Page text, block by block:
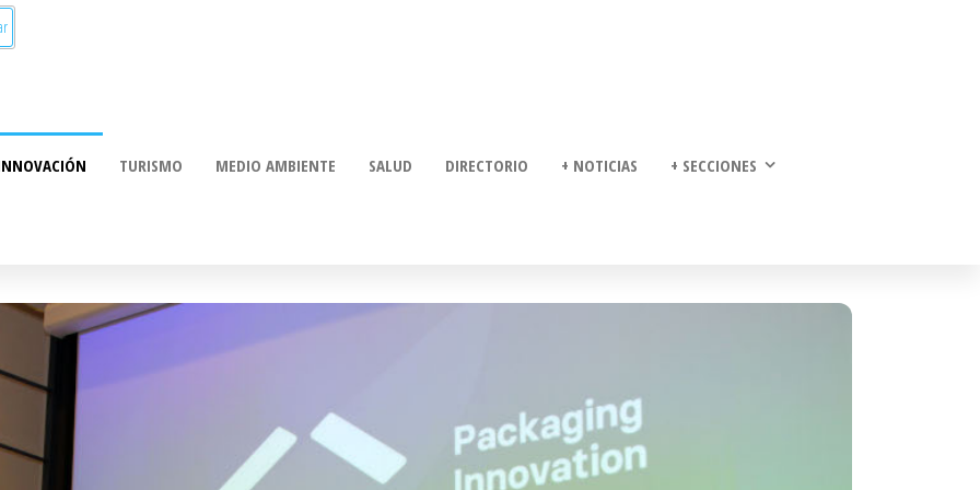
TURISMO MEDIO AMBIENTE SALUD DIRECTORIO + NOTICIAS + SECCIONES